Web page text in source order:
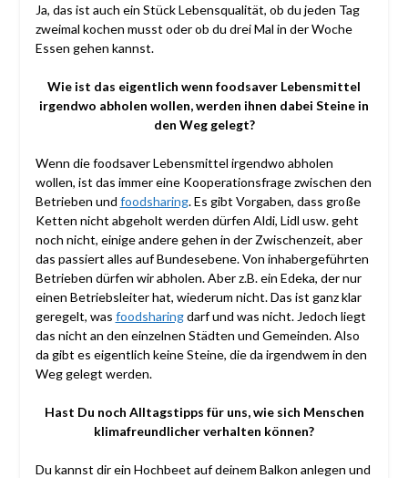
Ja, das ist auch ein Stück Lebensqualität, ob du jeden Tag
zweimal kochen musst oder ob du drei Mal in der Woche
Essen gehen kannst.
Wie ist das eigentlich wenn foodsaver Lebensmittel
irgendwo abholen wollen, werden ihnen dabei Steine in
den Weg gelegt?
Wenn die foodsaver Lebensmittel irgendwo abholen
wollen, ist das immer eine Kooperationsfrage zwischen den
Betrieben und foodsharing. Es gibt Vorgaben, dass große
Ketten nicht abgeholt werden dürfen Aldi, Lidl usw. geht
noch nicht, einige andere gehen in der Zwischenzeit, aber
das passiert alles auf Bundesebene. Von inhabergeführten
Betrieben dürfen wir abholen. Aber z.B. ein Edeka, der nur
einen Betriebsleiter hat, wiederum nicht. Das ist ganz klar
geregelt, was foodsharingdarf und was nicht. Jedoch liegt
das nicht an den einzelnen Städten und Gemeinden. Also
da gibt es eigentlich keine Steine, die da irgendwem in den
Weg gelegt werden.
Hast Du noch Alltagstipps für uns, wie sich Menschen
klimafreundlicher verhalten können?
Du kannst dir ein Hochbeet auf deinem Balkon anlegen und